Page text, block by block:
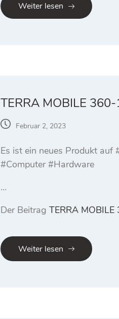
Weiter lesen
TERRA MOBILE
Februar 2, 2023
Es ist ein neues Produkt
#Computer #Hardware
…
Der Beitrag TERRA
Weiter lesen